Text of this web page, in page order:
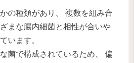
の種類があり、 複数を組み合
まな腸内細菌と相性が合いや
います。
菌で構成されているため、 偏